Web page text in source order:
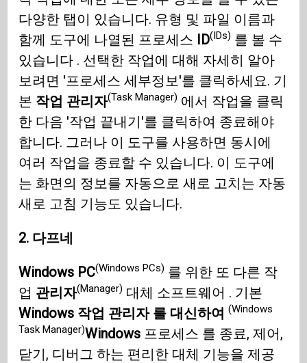
다양한 탭이 있습니다. 유형 및 파일 이름과
함께 도구에 나열된 프로세스 ID(IDs) 를 볼 수
있습니다 . 선택한 작업에 대해 자세히 알아
보려면 '프로세스 세부정보'를 클릭하세요. 기
본 작업 관리자(Task Manager) 에서 작업을 클릭
한 다음 '작업 끝내기'를 클릭하여 종료해야
합니다. 그러나 이 도구를 사용하면 동시에
여러 작업을 종료할 수 있습니다. 이 도구에
는 화면의 정보를 자동으로 새로 고치는 자동
새로 고침 기능도 있습니다.
2. 다프네
Windows PC(Windows PCs) 를 위한 또 다른 작
업 관리자(Manager) 대체 소프트웨어 . 기본
Windows 작업 관리자 를 대신하여(Windows
Task Manager)Windows 프로세스 를 종료, 제어,
닫기, 디버그 하는 편리한 대체 기능을 제공